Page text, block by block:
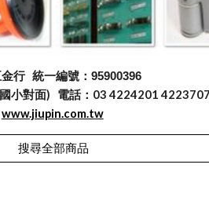
行 統一編號：95900396
小對面) 電話：03 4224201
www.jiupin.com.tw
搜尋全部商品